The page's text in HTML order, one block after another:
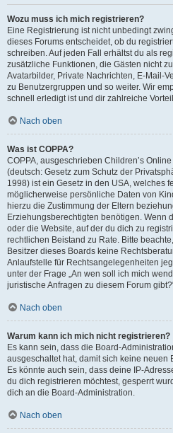
Wozu muss ich mich registrieren?
Eine Registrierung ist nicht unbedingt
dieses Forums entscheidet, ob du
schreiben. Auf jeden Fall erhältst du als
zusätzliche Funktionen, die Gästen nicht
Avatarbilder, Private Nachrichten, E-Mail-
zu Benutzergruppen und so weiter. Wir
schnell erledigt ist und dir zahlreiche
Nach oben
Was ist COPPA?
COPPA, ausgeschrieben Children’s
(deutsch: Gesetz zum Schutz der
1998) ist ein Gesetz in den USA, welches
möglicherweise persönliche Daten von
hierzu die Zustimmung der Eltern
Erziehungsberechtigten benötigen. Wenn
oder die Website, auf der du dich zu
rechtlichen Beistand zu Rate. Bitte
Besitzer dieses Boards keine
Anlaufstelle für Rechtsangelegenheiten
unter der Frage „An wen soll ich mich
juristische Anfragen zu diesem Forum
Nach oben
Warum kann ich mich nicht registrieren?
Es kann sein, dass die Board-
ausgeschaltet hat, damit sich keine neuen
Es könnte auch sein, dass deine IP-
du dich registrieren möchtest, gesperrt
dich an die Board-Administration.
Nach oben